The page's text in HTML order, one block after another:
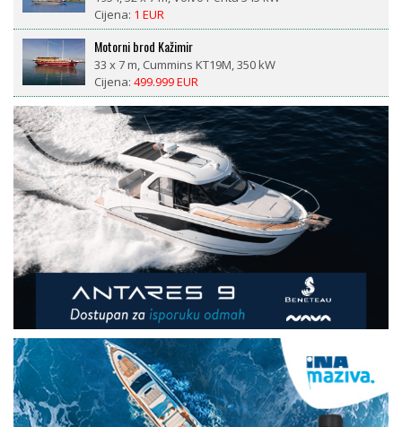
Cijena: 1 EUR
Motorni brod Kažimir
33 x 7 m, Cummins KT19M, 350 kW
Cijena: 499.999 EUR
LM 27 motorsailor
1981, 8,4 x 2,6 m, Nani 29 ks diesel
Cijena:18.500 EUR
CROWNLINE BAYSIDE 765 AC – prikolica uključena, 377
radnih sati, spreman za sezonu
1993, 7,98 x 2,55 m, V8 Volvo Penta 570 DP (190kW,
377 radnih sati)
Cijena:23.000 EUR
Morena
2008, Catepilar
Cijena: 1 EUR
Fratelli Aprea odlično održavan
2002, 7.8 x 2 m, 2 Yanmar motora od 85 kw
Cijena:59.000 EUR
Gulet
2008, 27 x 7,50 m, Iveco Aifo 331 kW
Cijena:1 EUR